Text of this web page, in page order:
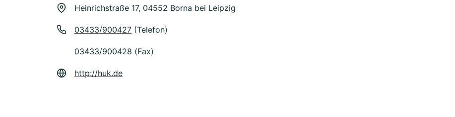
Heinrichstraße 17, 04552 Borna bei Leipzig
03433/900427 (Telefon)
03433/900428 (Fax)
http://huk.de